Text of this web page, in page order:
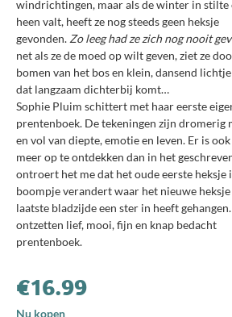
windrichtingen, maar als de winter in stilte
heen valt, heeft ze nog steeds geen heksje
gevonden. Zo leeg had ze zich nog nooit
net als ze de moed op wilt geven, ziet ze
bomen van het bos en klein, dansend lichtje
dat langzaam dichterbij komt…
Sophie Pluim schittert met haar eerste
prentenboek. De tekeningen zijn dromerig
en vol van diepte, emotie en leven. Er is
meer op te ontdekken dan in het
ontroert het me dat het oude eerste heksje
boompje verandert waar het nieuwe heksje
laatste bladzijde een ster in heeft
ontzetten lief, mooi, fijn en knap bedacht
prentenboek.
€16.99
Nu kopen